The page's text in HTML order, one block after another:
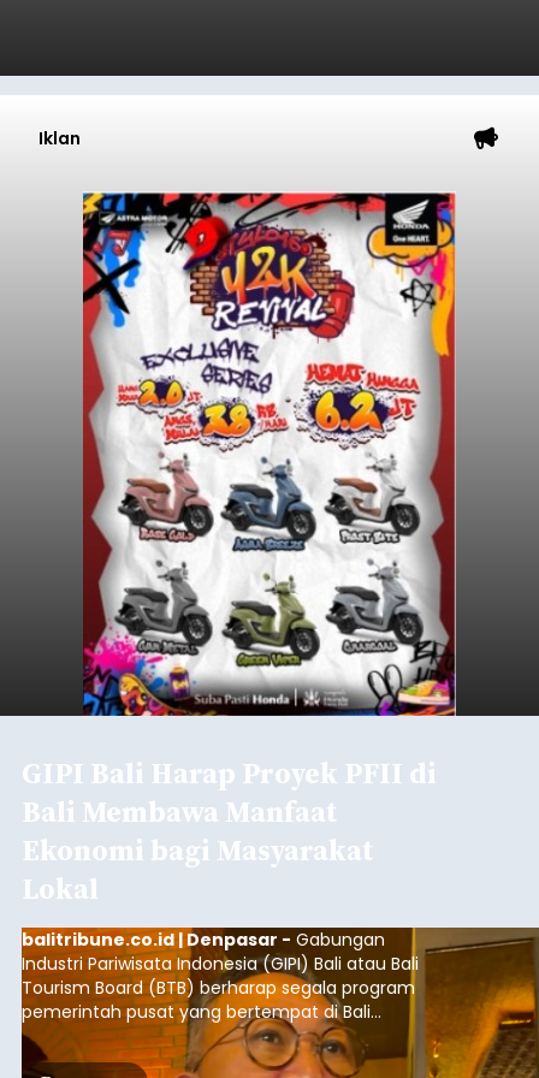
Iklan
GIPI Bali Harap Proyek PFII di
Bali Membawa Manfaat
Ekonomi bagi Masyarakat
Lokal
balitribune.co.id | Denpasar - Gabungan
Industri Pariwisata Indonesia (GIPI) Bali atau Bali
Tourism Board (BTB) berharap segala program
pemerintah pusat yang bertempat di Bali
membawa dampak positif bagi masyarakat lokal.
"Program pemerintah ini (Bali sebagai Pusat